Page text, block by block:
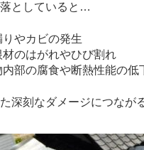
としていると…
りやカビの発生
材のはがれやひび割れ
内部の腐食や断熱性能の低
深刻なダメージにつなが